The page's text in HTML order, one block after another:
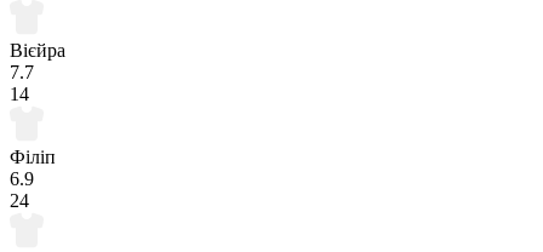
Вієйра
7.7
14
Філіп
6.9
24